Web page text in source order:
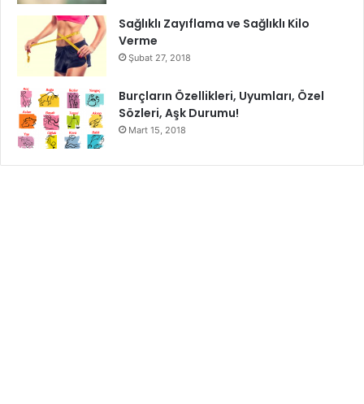
Sağlıklı Zayıflama ve Sağlıklı Kilo
Verme
Şubat 27, 2018
Burçların Özellikleri, Uyumları, Özel
Sözleri, Aşk Durumu!
Mart 15, 2018